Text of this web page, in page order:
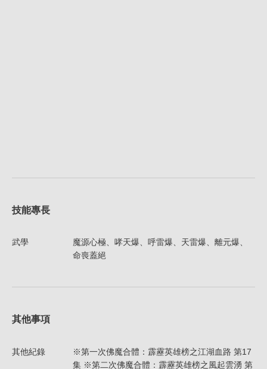
技能專長
武學
魔源心極、哮天爆、呼雷爆、天雷爆、離元爆、
命喪蓋絕
其他事項
其他紀錄
※第一次佛魔合體：霹靂英雄榜之江湖血路 第17
集 ※第二次佛魔合體：霹靂英雄榜之風起雲湧 第